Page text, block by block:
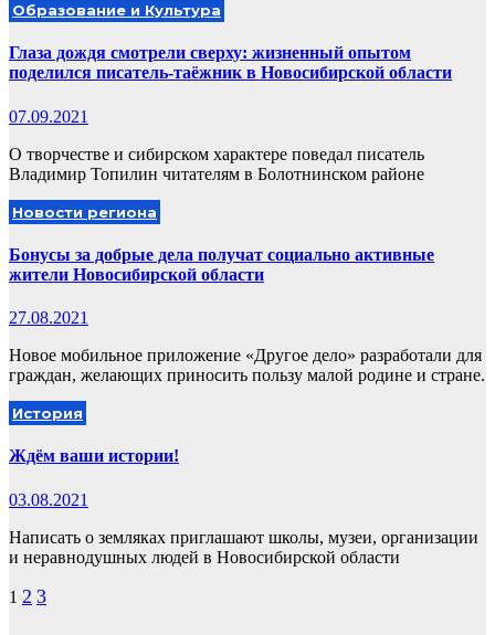
Образование и Культура
Глаза дождя смотрели сверху: жизненный опытом
поделился писатель-таёжник в Новосибирской области
07.09.2021
О творчестве и сибирском характере поведал писатель
Владимир Топилин читателям в Болотнинском районе
Новости региона
Бонусы за добрые дела получат социально активные
жители Новосибирской области
27.08.2021
Новое мобильное приложение «Другое дело» разработали для
граждан, желающих приносить пользу малой родине и стране.
История
Ждём ваши истории!
03.08.2021
Написать о земляках приглашают школы, музеи, организации
и неравнодушных людей в Новосибирской области
Пагинация
1 2 3